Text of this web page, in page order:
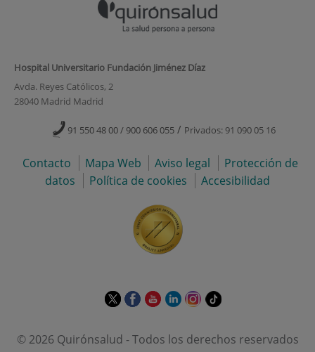
Hospital Universitario Fundación Jiménez Díaz
Avda. Reyes Católicos, 2
28040 Madrid Madrid
91 550 48 00 / 900 606 055 / Privados: 91 090 05 16
Contacto Mapa Web Aviso legal
Protección de
datos
Política de cookies Accesibilidad
Este
abrirá
Este
abrirá
Este
abrirá
Este
abrirá
Este
abrirá
Enlace
aplicación
© 2026 Quirónsalud - Todos los derechos reservados